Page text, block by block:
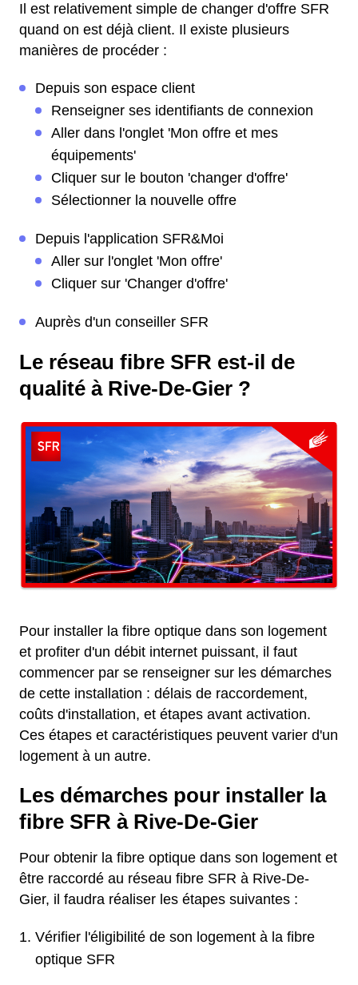
Il est relativement simple de changer d'offre SFR
quand on est déjà client. Il existe plusieurs
manières de procéder :
Depuis son espace client
Renseigner ses identifiants de connexion
Aller dans l'onglet 'Mon offre et mes
équipements'
Cliquer sur le bouton 'changer d'offre'
Sélectionner la nouvelle offre
Depuis l'application SFR&Moi
Aller sur l'onglet 'Mon offre'
Cliquer sur 'Changer d'offre'
Auprès d'un conseiller SFR
Le réseau fibre SFR est-il de
qualité à Rive-De-Gier ?
Pour installer la fibre optique dans son logement
et profiter d'un débit internet puissant, il faut
commencer par se renseigner sur les démarches
de cette installation : délais de raccordement,
coûts d'installation, et étapes avant activation.
Ces étapes et caractéristiques peuvent varier d'un
logement à un autre.
Les démarches pour installer la
fibre SFR à Rive-De-Gier
Pour obtenir la fibre optique dans son logement et
être raccordé au réseau fibre SFR à Rive-De-
Gier, il faudra réaliser les étapes suivantes :
Vérifier l'éligibilité de son logement à la fibre
optique SFR